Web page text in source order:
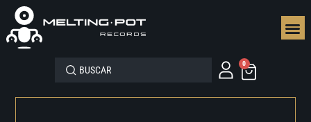
0